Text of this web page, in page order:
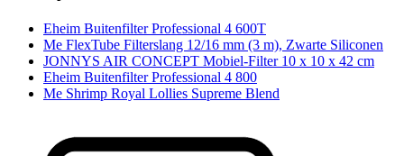
Eheim Buitenfilter Professional 4 600T
Me FlexTube Filterslang 12/16 mm (3 m), Zwarte Siliconen
JONNYS AIR CONCEPT Mobiel-Filter 10 x 10 x 42 cm
Eheim Buitenfilter Professional 4 800
Me Shrimp Royal Lollies Supreme Blend